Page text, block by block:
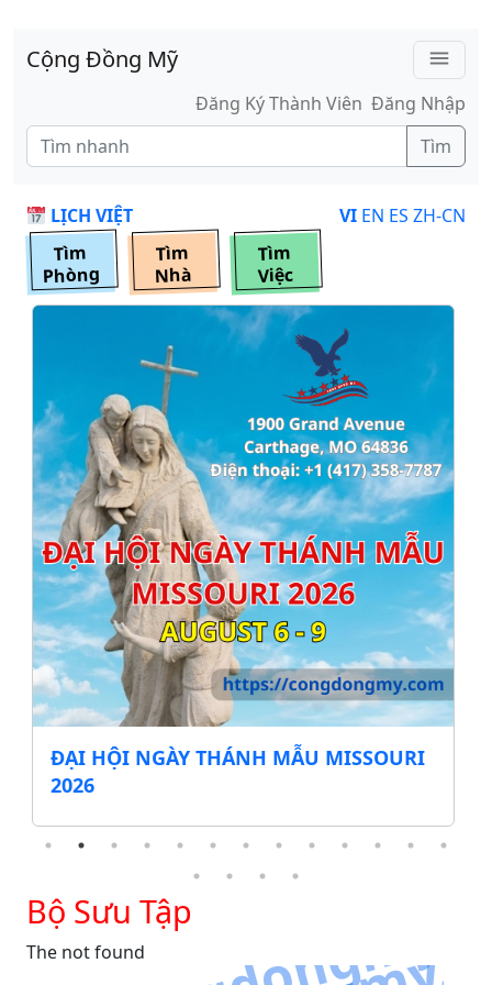
Cộng Đồng Mỹ
menu
Đăng Ký Thành Viên Đăng Nhập
Tìm
LỊCH VIỆT VI EN ES ZH-CN
Tìm
Phòng
Tìm
Nhà
Tìm
Việc
ĐẠI HỘI NGÀY THÁNH MẪU MISSOURI
2026
Bộ Sưu Tập
The not found